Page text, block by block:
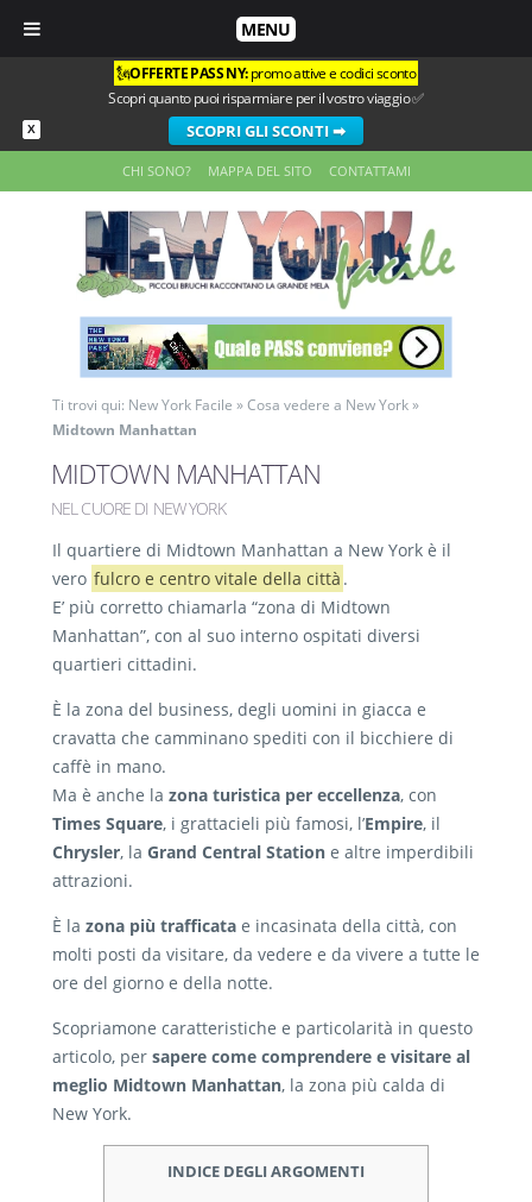
MENU
X
🗽OFFERTE PASS NY:promo attive e codici sconto
Scopri quanto puoi risparmiare per il vostro viaggio ✅
SCOPRI GLI SCONTI ➡
CHI SONO? MAPPA DEL SITO CONTATTAMI
Ti trovi qui: New York Facile »Cosa vedere a New York»
Midtown Manhattan
MIDTOWN MANHATTAN
NEL CUORE DI NEW YORK
Il quartiere di Midtown Manhattan a New York è il
vero fulcro e centro vitale della città .
E’ più corretto chiamarla “zona di Midtown
Manhattan”, con al suo interno ospitati diversi
quartieri cittadini.
È la zona del business, degli uomini in giacca e
cravatta che camminano spediti con il bicchiere di
caffè in mano.
Ma è anche la zona turistica per eccellenza, con
Times Square, i grattacieli più famosi, l’Empire, il
Chrysler, la Grand Central Station e altre imperdibili
attrazioni.
È la zona più trafficata e incasinata della città, con
molti posti da visitare, da vedere e da vivere a tutte le
ore del giorno e della notte.
Scopriamone caratteristiche e particolarità in questo
articolo, per sapere come comprendere e visitare al
meglio Midtown Manhattan, la zona più calda di
New York.
INDICE DEGLI ARGOMENTI